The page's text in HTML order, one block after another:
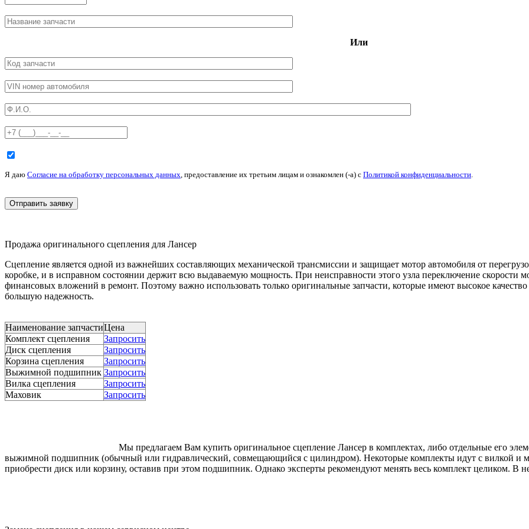
Или
Я даю Согласие на обработку персональных данных , предоставление их третьим лицам и ознакомлен (-а) c Политикой конфиденциальности
Продажа оригинального сцепления для Лансер
Сцепление является одной из важнейших составляющих механической трансмиссии и защищает мотор автомобиля от
коробке, и в исправном состоянии держит всю выдаваемую мощность. При неисправности этого узла переключение
финансовых вложений в ремонт. Поэтому важно использовать только оригинальные запчасти, которые имеют высокое
большую надежность.
Наименование запчастиЦена
Комплект сцепления
Запросить
Диск сцепления
Запросить
Корзина сцепления
Запросить
Выжимной подшипник Запросить
Вилка сцепления
Запросить
Маховик
Запросить
Мы предлагаем Вам купить оригинальное сцепление Лансер в комплектах, либо отдельные его
выжимной подшипник (обычный или гидравлический, совмещающийся с цилиндром). Некоторые комплекты идут с вилкой и
приобрести диск или корзину, оставив при этом подшипник. Однако эксперты рекомендуют менять весь комплект целиком. В